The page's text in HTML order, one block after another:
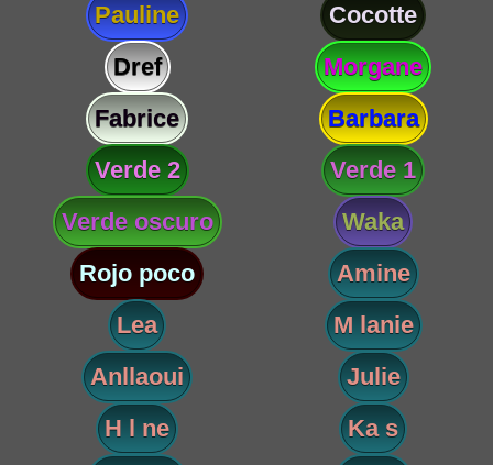
Pauline
Cocotte
Dref
Morgane
Fabrice
Barbara
Verde 2
Verde 1
Verde oscuro
Waka
Rojo poco
Amine
Lea
M lanie
Anllaoui
Julie
H l ne
Ka s